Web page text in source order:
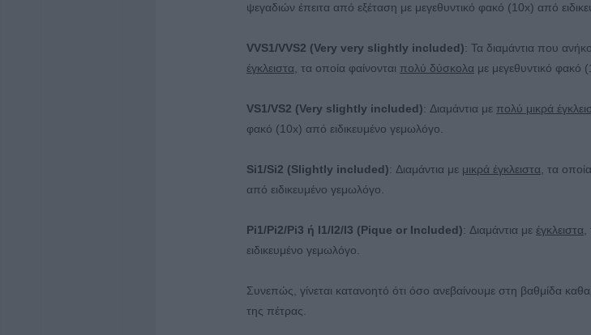
ψεγαδιών έπειτα από εξέταση με μεγεθυντικό φακό (10x) από
VVS1/VVS2 (Very very slightly included): Τα διαμάντια που
έγκλειστα , τα οποία φαίνονται πολύ δύσκολα με μεγεθυντικό φακό
VS1/VS2 (Very slightly included): Διαμάντια με πολύ μικρά
φακό (10x) από ειδικευμένο γεμωλόγο.
Si1/Si2 (Slightly included): Διαμάντια με μικρά έγκλειστα , τα
από ειδικευμένο γεμωλόγο.
Pi1/Pi2/Pi3 ή I1/I2/I3 (Pique or Included): Διαμάντια με έγκλειστα
ειδικευμένο γεμωλόγο.
Συνεπώς, γίνεται κατανοητό ότι όσο ανεβαίνουμε στη βαθμίδα
της πέτρας.